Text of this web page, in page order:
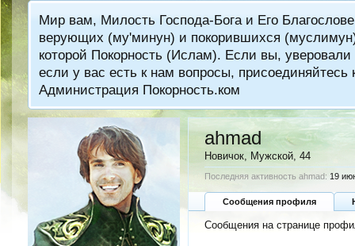
Мир вам, Милость Господа-Бога и Его
верующих (му'минун) и покорившихся
которой Покорность (Ислам). Если вы,
если у вас есть к нам вопросы,
Администрация Покорность.ком
ahmad
Новичок , Мужской, 44
Последняя активность ahmad: 19
Сообщения профиля
Сообщения на странице